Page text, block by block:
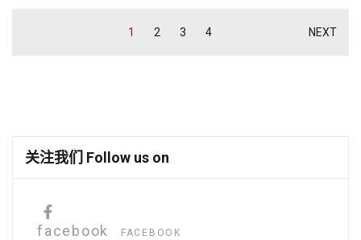
1 2 3 4 NEXT
关注我们 Follow us on
facebook FACEBOOK